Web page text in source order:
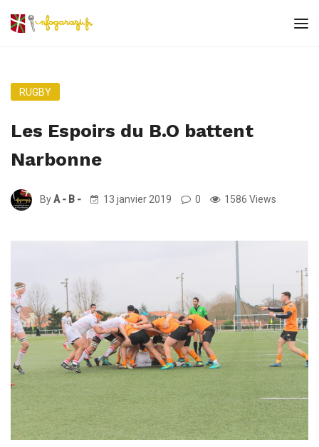
RUGBY
Les Espoirs du B.O battent
Narbonne
ByA - B - 13 janvier 2019 0 1586 Views